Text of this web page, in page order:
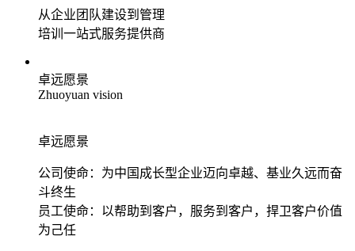
从企业团队建设到管理
培训一站式服务提供商
卓远愿景
Zhuoyuan vision
卓远愿景
公司使命：为中国成长型企业迈向卓越、基业久远而奋
斗终生
员工使命：以帮助到客户，服务到客户，捍卫客户价值
为己任